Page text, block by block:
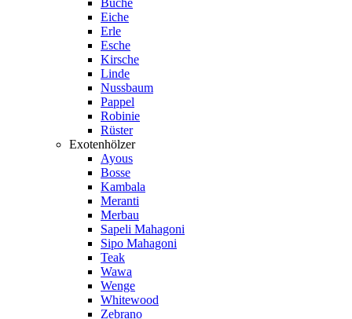
Buche
Eiche
Erle
Esche
Kirsche
Linde
Nussbaum
Pappel
Robinie
Rüster
Exotenhölzer
Ayous
Bosse
Kambala
Meranti
Merbau
Sapeli Mahagoni
Sipo Mahagoni
Teak
Wawa
Wenge
Whitewood
Zebrano